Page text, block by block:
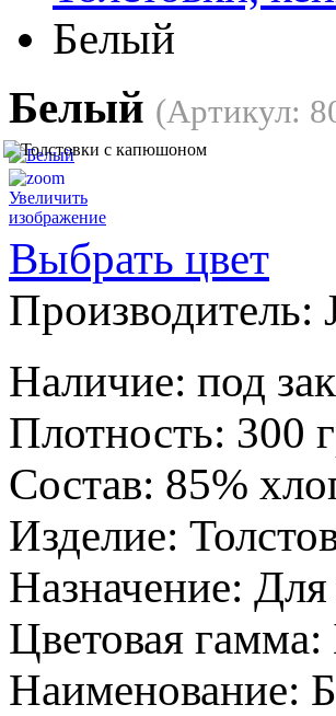
Белый
Белый (Артикул:
Увеличить
изображение
Выбрать цвет
Производитель:
Наличие: под
Плотность: 300
Состав: 85%
Изделие:
Назначение:
Цветовая гамма:
Наименование: